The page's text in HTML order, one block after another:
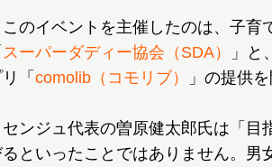
のイベントを主催したのは、子育
スーパーダディー協会（SDA）
」と
「 comolib（コモリブ） 」の提供
ンジュ代表の曽原健太郎氏は「目
るといったことではありません。男